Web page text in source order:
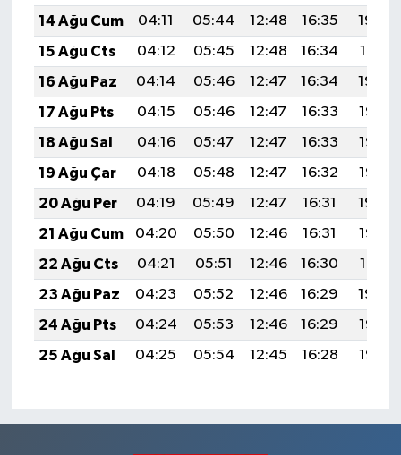
14 Ağu Cum
04:11 05:44 12:48 16:35
19:42
15 Ağu Cts
04:12 05:45 12:48 16:34
19:41
16 Ağu Paz
04:14 05:46 12:47 16:34
19:39
17 Ağu Pts
04:15 05:46 12:47 16:33
19:38
18 Ağu Sal
04:16 05:47 12:47 16:33
19:37
19 Ağu Çar
04:18 05:48 12:47 16:32
19:35
20 Ağu Per
04:19 05:49 12:47 16:31
19:34
21 Ağu Cum
04:20 05:50 12:46 16:31
19:33
22 Ağu Cts
04:21 05:51 12:46 16:30
19:31
23 Ağu Paz
04:23 05:52 12:46 16:29
19:30
24 Ağu Pts
04:24 05:53 12:46 16:29
19:28
25 Ağu Sal
04:25 05:54 12:45 16:28 19:27